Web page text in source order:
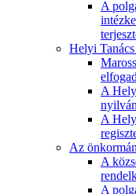
A
Helyi
A
A
Az
A
A